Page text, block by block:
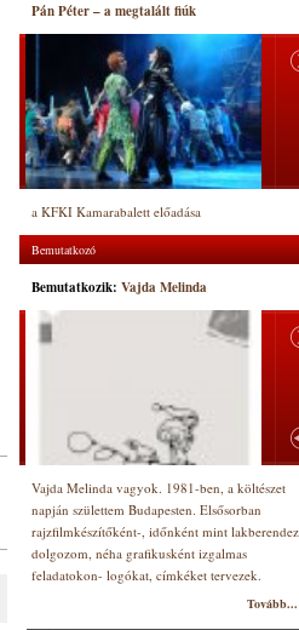
Pán Péter – a megtalált fiúk
a KFKI Kamarabalett előadása
Bemutatkozó
Bemutatkozik: Vajda Melinda
Vajda Melinda vagyok. 1981-ben, a költészet
napján születtem Budapesten. Elsősorban
rajzfilmkészítőként-, időnként mint
dolgozom, néha grafikusként izgalmas
feladatokon- logókat, címkéket tervezek.
Tovább...